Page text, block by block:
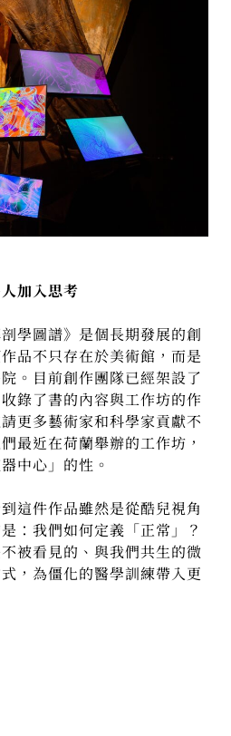
加入思考
學圖譜》是個長期發展的創
品不只存在於美術館，而是
。目前創作團隊已經架設了
錄了書的內容與工作坊的作
更多藝術家和科學家貢獻不
最近在荷蘭舉辦的工作坊，
中心」的性。
這件作品雖然是從酷兒視角
：我們如何定義「正常」？
被看見的、與我們共生的微
，為僵化的醫學訓練帶入更